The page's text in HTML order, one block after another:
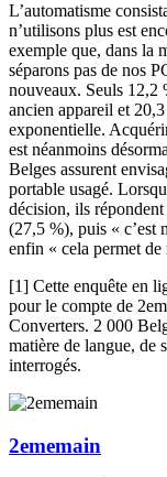
L’automatisme
n’utilisons plus est
exemple que, dans la
séparons pas de nos
nouveaux. Seuls 12,2
ancien appareil et
exponentielle.
est néanmoins
Belges assurent
portable usagé.
décision, ils répondent
(27,5 %), puis « c’est
enfin « cela permet de
[1] Cette enquête en
pour le compte de
Converters. 2 000
matière de langue, de
interrogés.
2ememain